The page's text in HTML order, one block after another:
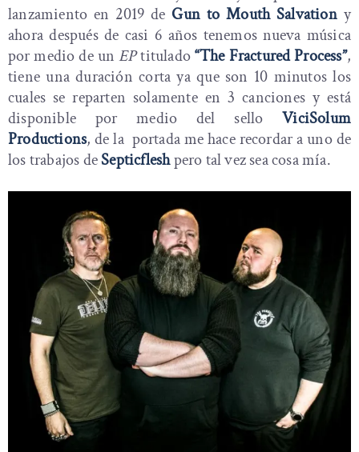
lanzamiento en 2019 deGun to Mouth Salvation y
ahora después de casi 6 años tenemos nueva música
por medio de un EPtitulado“The Fractured Process”,
tiene una duración corta ya que son 10 minutos los
cuales se reparten solamente en 3 canciones y está
disponible por medio del sello ViciSolum
Productions, de la portada me hace recordar a uno de
los trabajos deSepticfleshpero tal vez sea cosa mía.